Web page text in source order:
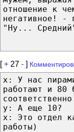
отношение к
негативное! -
"Ну...
[+ 27 - ]
х: У нас
работают и 80
у: А еще 10?
х: Это отдел
работы)